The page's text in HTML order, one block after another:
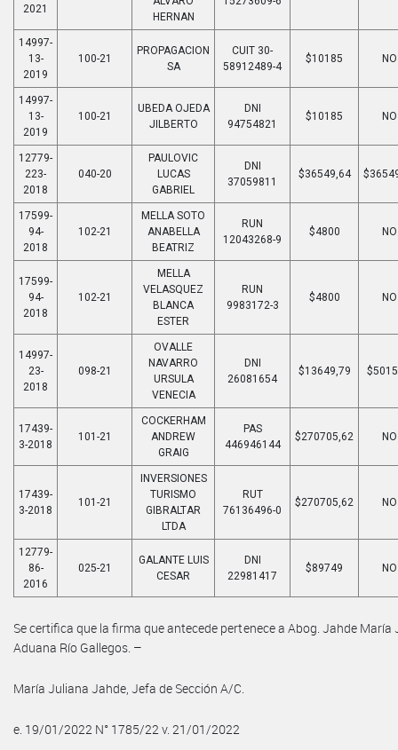
2021
HERNAN
14997-
13-
2019
100-21
PROPAGACION
SA
CUIT 30-
58912489-4
$10185 NO
14997-
13-
2019
100-21
UBEDA OJEDA
JILBERTO
DNI
94754821
$10185 NO
12779-
223-
2018
040-20
PAULOVIC
LUCAS
GABRIEL
DNI
37059811
$36549,64
17599-
94-
2018
102-21
MELLA SOTO
ANABELLA
BEATRIZ
RUN
12043268-9
$4800 NO
17599-
94-
2018
102-21
MELLA
VELASQUEZ
BLANCA
ESTER
RUN
9983172-3
$4800 NO
14997-
23-
2018
098-21
OVALLE
NAVARRO
URSULA
VENECIA
DNI
26081654
$13649,79
17439-
3-2018
101-21
COCKERHAM
ANDREW
GRAIG
PAS
446946144
$270705,62 NO
17439-
3-2018
101-21
INVERSIONES
TURISMO
GIBRALTAR
LTDA
RUT
76136496-0
$270705,62 NO
12779-
86-
2016
025-21
GALANTE LUIS
CESAR
DNI
22981417
$89749 NO
Se certifica que la firma que antecede pertenece a Abog. Jahde
Aduana Río Gallegos. –
María Juliana Jahde, Jefa de Sección A/C.
e. 19/01/2022 N° 1785/22 v. 21/01/2022